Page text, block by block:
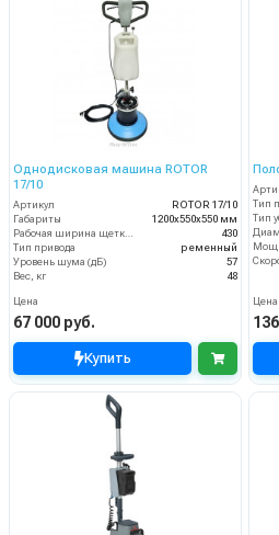
Однодисковая машина ROTOR
17/10
Артикул
ROTOR 17/10
Габариты
1200х550х550 мм
430
Тип привода
ременный
Уровень шума (дБ)
57
Вес, кг
48
Цена
67 000 руб.
Купить
Тип
Тип
Цена